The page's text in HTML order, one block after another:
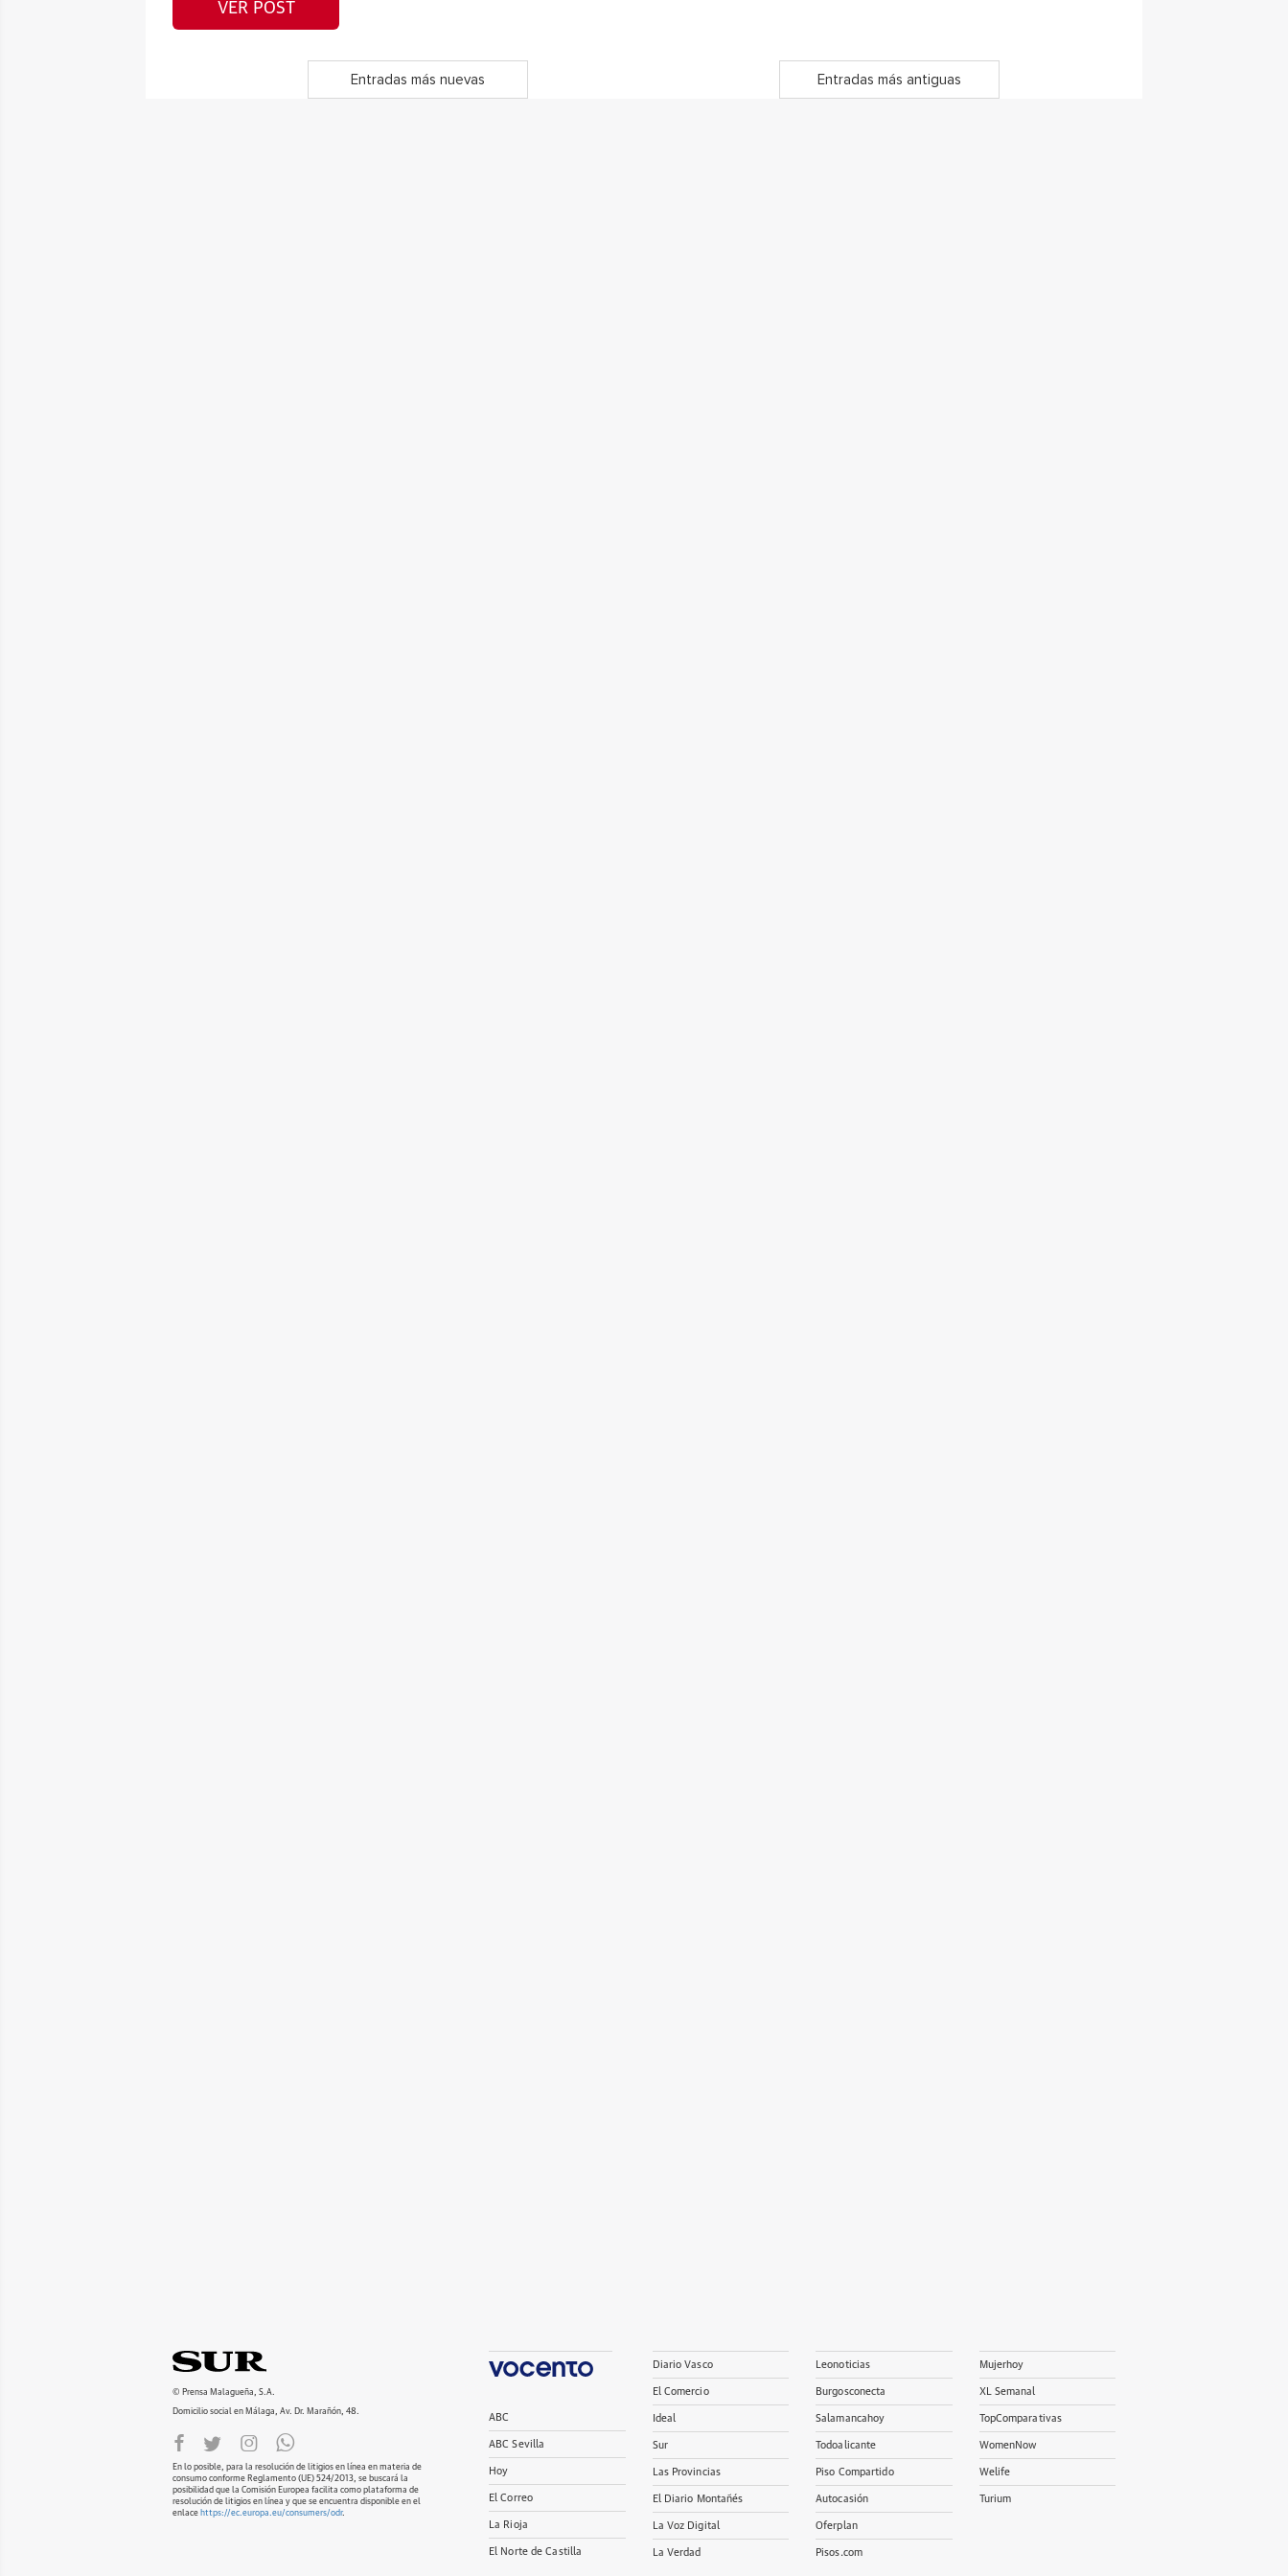
VER POST
Entradas más nuevas Entradas más antiguas
© Prensa Malagueña, S.A.
Domicilio social en Málaga, Av. Dr. Marañón, 48.
En lo posible, para la resolución de litigios en línea en materia de
consumo conforme Reglamento (UE) 524/2013, se buscará la
posibilidad que la Comisión Europea facilita como plataforma de
resolución de litigios en línea y que se encuentra disponible en el
enlace https://ec.europa.eu/consumers/odr.
ABC
ABC Sevilla
Hoy
El Correo
La Rioja
El Norte de Castilla
Diario Vasco
El Comercio
Ideal
Sur
Las Provincias
El Diario Montañés
La Voz Digital
La Verdad
Leonoticias
Burgosconecta
Salamancahoy
Todoalicante
Piso Compartido
Autocasión
Oferplan
Pisos.com
Mujerhoy
XL Semanal
TopComparativas
WomenNow
Welife
Turium